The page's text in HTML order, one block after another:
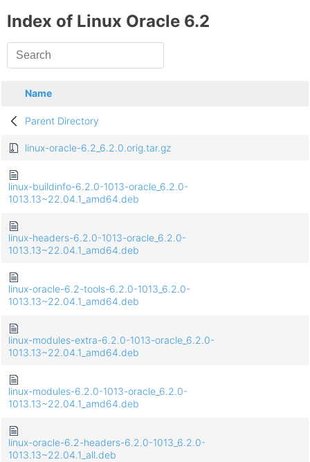
Index of Linux Oracle 6.2
Name
Parent Directory
linux-oracle-6.2_6.2.0.orig.tar.gz
linux-buildinfo-6.2.0-1013-oracle_6.2.0-
1013.13~22.04.1_amd64.deb
linux-headers-6.2.0-1013-oracle_6.2.0-
1013.13~22.04.1_amd64.deb
linux-oracle-6.2-tools-6.2.0-1013_6.2.0-
1013.13~22.04.1_amd64.deb
linux-modules-extra-6.2.0-1013-oracle_6.2.0-
1013.13~22.04.1_amd64.deb
linux-modules-6.2.0-1013-oracle_6.2.0-
1013.13~22.04.1_amd64.deb
linux-oracle-6.2-headers-6.2.0-1013_6.2.0-
1013.13~22.04.1_all.deb